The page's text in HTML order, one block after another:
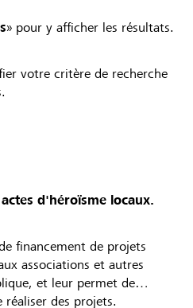
» pour y afficher les résultats.
votre critère de recherche
d'héroïsme locaux.
financement de projets
associations et autres
et leur permet de
des projets.